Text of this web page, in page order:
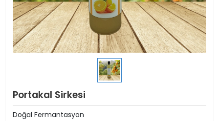
Portakal Sirkesi
Doğal Fermantasyon